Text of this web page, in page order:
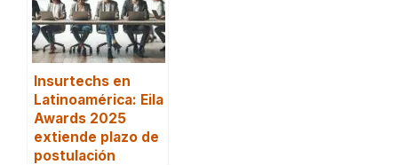
Insurtechs en
Latinoamérica: Eila
Awards 2025
extiende plazo de
postulación